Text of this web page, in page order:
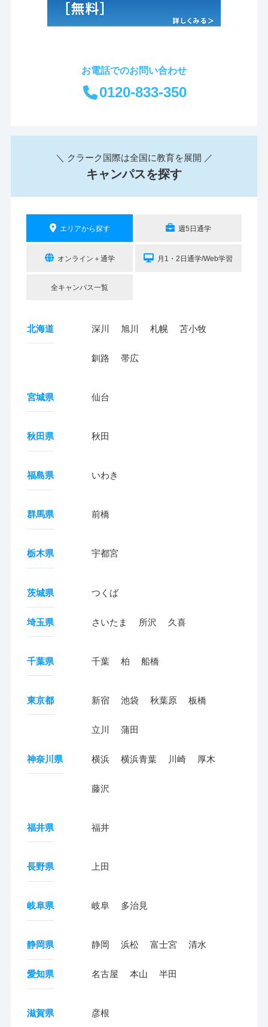
お電話でのお問い合わせ
0120-833-350
＼ クラーク国際は全国に教育を展開 ／
キャンパスを探す
エリアから探す 週5日通学
オンライン＋通学 月1・2日通学/Web学習
全キャンパス一覧
北海道 深川 旭川 札幌 苫小牧
釧路 帯広
宮城県 仙台
秋田県 秋田
福島県 いわき
群馬県 前橋
栃木県 宇都宮
茨城県 つくば
埼玉県 さいたま 所沢 久喜
千葉県 千葉 柏 船橋
東京都 新宿 池袋 秋葉原 板橋
立川 蒲田
神奈川県 横浜 横浜青葉 川崎 厚木
藤沢
福井県 福井
長野県 上田
岐阜県 岐阜 多治見
静岡県 静岡 浜松 富士宮 清水
愛知県 名古屋 本山 半田
滋賀県 彦根